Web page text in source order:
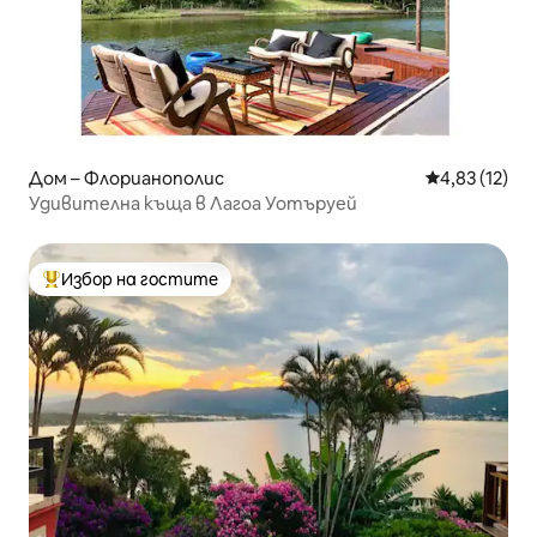
Дом – Флорианополис Средна
4,83 (12)
Удивителна къща в Лагоа Уотъруей
Най-популярен избор на гостите
Избор на гостите